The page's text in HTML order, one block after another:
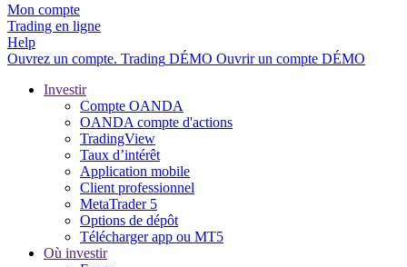
Mon compte
Trading en ligne
Help
Ouvrez un compte. Trading DÉMO Ouvrir un compte DÉMO
Investir
Compte OANDA
OANDA compte d'actions
TradingView
Taux d’intérêt
Application mobile
Client professionnel
MetaTrader 5
Options de dépôt
Télécharger app ou MT5
Où investir